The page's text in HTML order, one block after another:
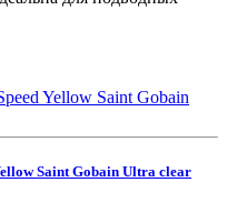
Saint Gobain Ultra clear